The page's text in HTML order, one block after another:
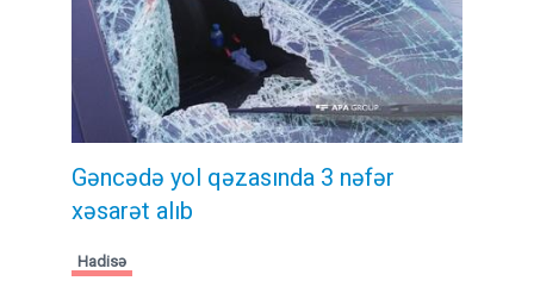
Gəncədə yol qəzasında 3 nəfər
xəsarət alıb
Hadisə